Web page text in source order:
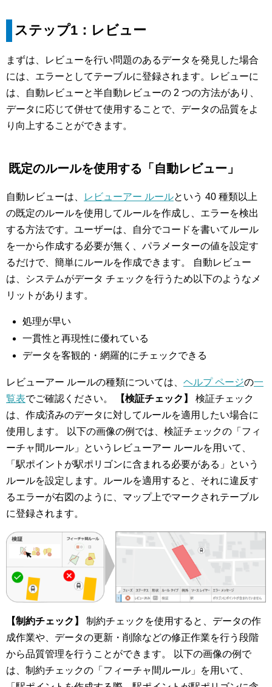
ステップ1：レビュー
まずは、レビューを行い問題のあるデータを発見した場合
には、エラーとしてテーブルに登録されます。レビューに
は、自動レビューと半自動レビューの 2 つの方法があり、
データに応じて併せて使用することで、データの品質をよ
り向上することができます。
既定のルールを使用する「自動レビュー」
自動レビューは、 レビューアー ルールという 40 種類以上
の既定のルールを使用してルールを作成し、エラーを検出
する方法です。ユーザーは、自分でコードを書いてルール
を一から作成する必要が無く、パラメーターの値を設定す
るだけで、簡単にルールを作成できます。 自動レビュー
は、システムがデータ チェックを行うため以下のようなメ
リットがあります。
処理が早い
一貫性と再現性に優れている
データを客観的・網羅的にチェックできる
レビューアー ルールの種類については、 ヘルプ ページの一
覧表でご確認ください。 【検証チェック】
検証チェック
は、作成済みのデータに対してルールを適用したい場合に
使用します。 以下の画像の例では、検証チェックの「フィ
ーチャ間ルール」というレビューアー ルールを用いて、
「駅ポイントが駅ポリゴンに含まれる必要がある」という
ルールを設定します。ルールを適用すると、それに違反す
るエラーが右図のように、マップ上でマークされテーブル
に登録されます。
【制約チェック】
制約チェックを使用すると、データの作
成作業や、データの更新・削除などの修正作業を行う段階
から品質管理を行うことができます。 以下の画像の例で
は、制約チェックの「フィーチャ間ルール」を用いて、